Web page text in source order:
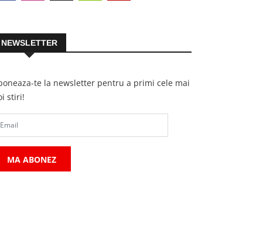
NEWSLETTER
te la newsletter pentru a primi cele mai
stiri!
MA ABONEZ